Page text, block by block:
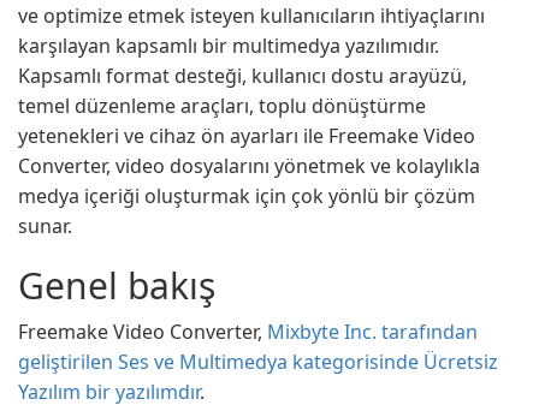
ve optimize etmek isteyen kullanıcıların ihtiyaçlarını
karşılayan kapsamlı bir multimedya yazılımıdır.
Kapsamlı format desteği, kullanıcı dostu arayüzü,
temel düzenleme araçları, toplu dönüştürme
yetenekleri ve cihaz ön ayarları ile Freemake Video
Converter, video dosyalarını yönetmek ve kolaylıkla
medya içeriği oluşturmak için çok yönlü bir çözüm
sunar.
Genel bakış
Freemake Video Converter, Mixbyte Inc. tarafından
geliştirilen Ses ve Multimedya kategorisinde Ücretsiz
Yazılım bir yazılımdır.